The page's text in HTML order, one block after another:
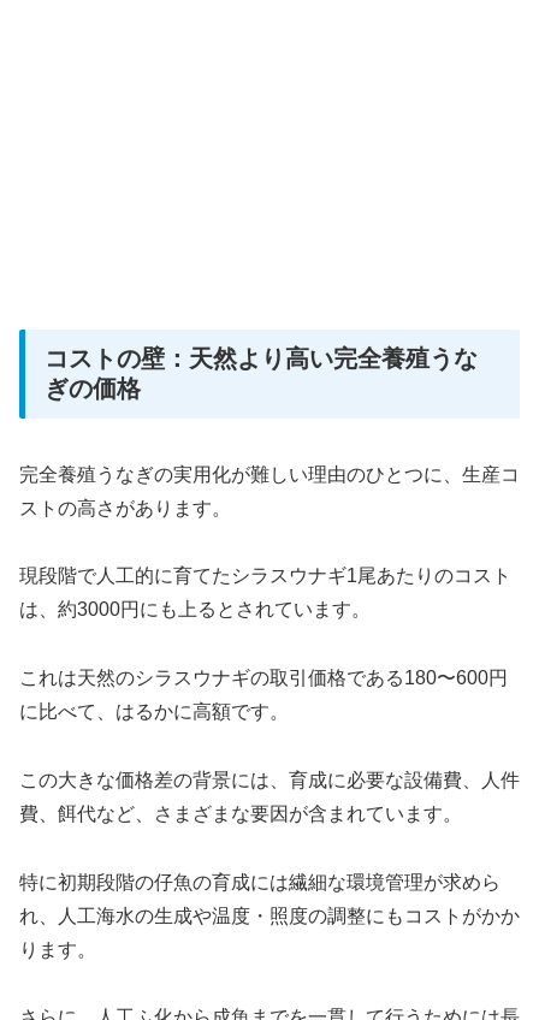
コストの壁：天然より高い完全養殖うな
ぎの価格
完全養殖うなぎの実用化が難しい理由のひとつに、生産コ
ストの高さがあります。
現段階で人工的に育てたシラスウナギ1尾あたりのコスト
は、約3000円にも上るとされています。
これは天然のシラスウナギの取引価格である180〜600円
に比べて、はるかに高額です。
この大きな価格差の背景には、育成に必要な設備費、人件
費、餌代など、さまざまな要因が含まれています。
特に初期段階の仔魚の育成には繊細な環境管理が求めら
れ、人工海水の生成や温度・照度の調整にもコストがかか
ります。